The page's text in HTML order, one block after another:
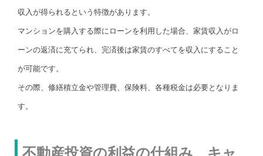
収入が得られるという特徴があります。
マンションを購入する際にローンを利用した場合、家賃収入がロ
ーンの返済に充てられ、完済後は家賃のすべてを収入にすること
が可能です。
その際、修繕積立金や管理費、保険料、各種税金は必要となりま
す。